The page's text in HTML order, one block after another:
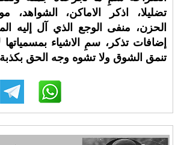
تضليلا، اذكر الاماكن، الشواهد،
الحزن، منفى الوجع الذي آل إليه
إضافات تذكر، سمِ الاشياء
تنمق الشوق ولا تشوه وجه الحق